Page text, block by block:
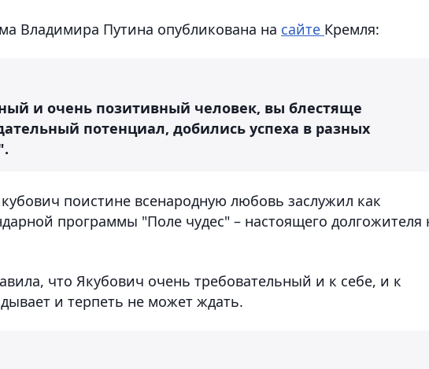
Владимира Путина опубликована на сайте Кремля:
и очень позитивный человек, вы блестяще
потенциал, добились успеха в разных
поистине всенародную любовь заслужил как
программы "Поле чудес" – настоящего долгожителя
что Якубович очень требовательный и к себе, и к
и терпеть не может ждать.